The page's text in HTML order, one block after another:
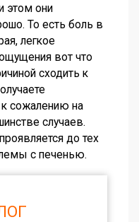
этом они
То есть боль в
легкое
вот что
сходить к
к сожалению на
случаев.
до тех
с печенью.